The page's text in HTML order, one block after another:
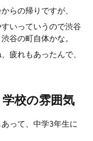
らの帰りですが、
いっていうので渋谷
谷の町自体かな。
疲れもあったんで、
校の雰囲気
って、中学3年生に